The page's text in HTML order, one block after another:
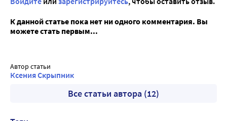
К данной статье пока нет ни одного комментария. Вы
можете стать первым...
Автор статьи
Ксения Скрыпник
Все статьи автора (12)